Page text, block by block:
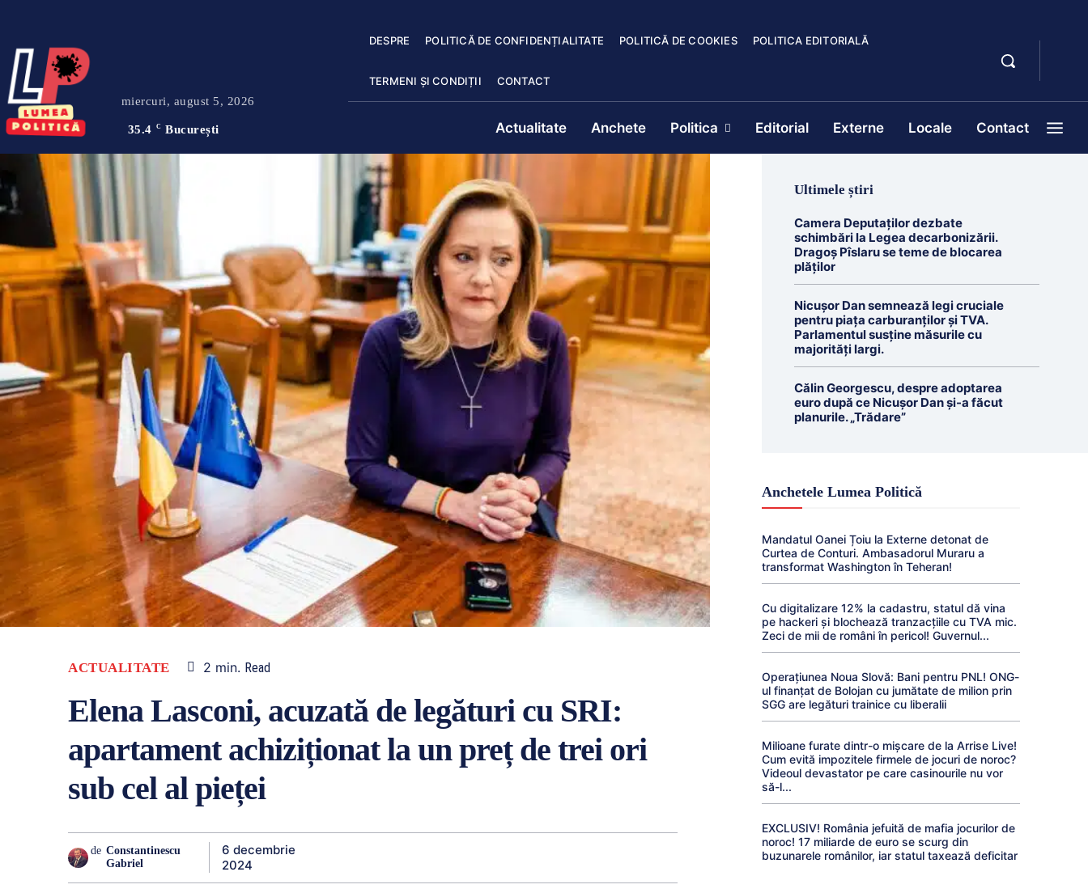
miercuri, august 5, 2026
35.4 C București
DESPRE POLITICĂ DE CONFIDENȚIALITATE POLITICĂ DE COOKIES POLITICA EDITORIALĂ
TERMENI ȘI CONDIȚII CONTACT
Actualitate Anchete Politica Editorial Externe Locale Contact
ACTUALITATE 2 min. Read
Elena Lasconi, acuzată de legături cu SRI:
apartament achiziționat la un preț de trei ori
sub cel al pieței
de Constantinescu
Gabriel
6 decembrie
2024
Ultimele știri
Camera Deputaților dezbate
schimbări la Legea decarbonizării.
Dragoș Pîslaru se teme de blocarea
plăților
Nicușor Dan semnează legi cruciale
pentru piața carburanților și TVA.
Parlamentul susține măsurile cu
majorități largi.
Călin Georgescu, despre adoptarea
euro după ce Nicușor Dan și-a făcut
planurile. „Trădare”
Anchetele Lumea Politică
Mandatul Oanei Țoiu la Externe detonat de
Curtea de Conturi. Ambasadorul Muraru a
transformat Washington în Teheran!
Cu digitalizare 12% la cadastru, statul dă vina
pe hackeri și blochează tranzacțiile cu TVA mic.
Zeci de mii de români în pericol! Guvernul...
Operațiunea Noua Slovă: Bani pentru PNL! ONG-
ul finanțat de Bolojan cu jumătate de milion prin
SGG are legături trainice cu liberalii
Milioane furate dintr-o mișcare de la Arrise Live!
Cum evită impozitele firmele de jocuri de noroc?
Videoul devastator pe care casinourile nu vor
să-l...
EXCLUSIV! România jefuită de mafia jocurilor de
noroc! 17 miliarde de euro se scurg din
buzunarele românilor, iar statul taxează deficitar